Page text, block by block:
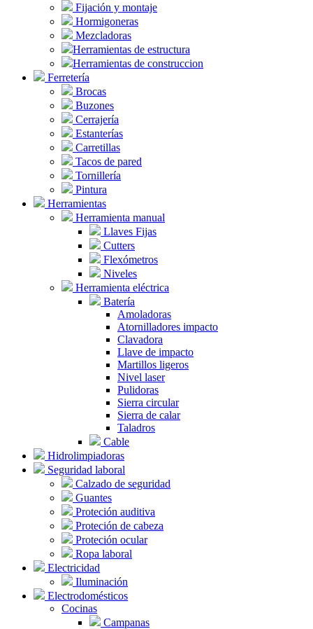
Fijación y montaje
Hormigoneras
Mezcladoras
Herramientas de estructura
Herramientas de construccion
Ferretería
Brocas
Buzones
Cerrajería
Estanterías
Carretillas
Tacos de pared
Tornillería
Pintura
Herramientas
Herramienta manual
Llaves Fijas
Cutters
Flexómetros
Niveles
Herramienta eléctrica
Batería
Amoladoras
Atornilladores impacto
Clavadora
Llave de impacto
Martillos ligeros
Nivel laser
Pulidoras
Sierra circular
Sierra de calar
Taladros
Cable
Hidrolimpiadoras
Seguridad laboral
Calzado de seguridad
Guantes
Proteción auditiva
Proteción de cabeza
Proteción ocular
Ropa laboral
Electricidad
Iluminación
Electrodomésticos
Cocinas
Campanas